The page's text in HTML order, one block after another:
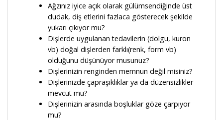
Ağzınız iyice açık olarak gülümsendiğinde üst
dudak, diş etlerini fazlaca gösterecek şekilde
yukarı çıkıyor mu?
Dişlerde uygulanan tedavilerin (dolgu, kuron
vb) doğal dişlerden farklı(renk, form vb)
olduğunu düşünüyor musunuz?
Dişlerinizin renginden memnun değil misiniz?
Dişlerinizde çapraşıklıklar ya da düzensizlikler
mevcut mu?
Dişlerinizin arasında boşluklar göze çarpıyor
mu?